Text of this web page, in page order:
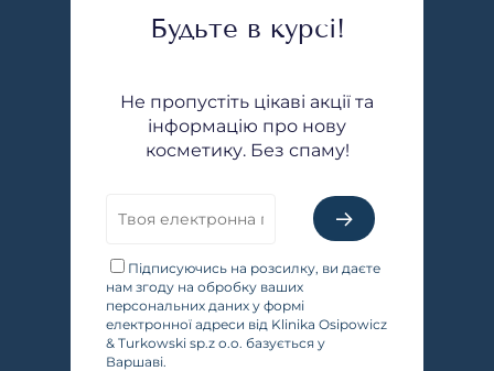
Будьте в курсі!
Не пропустіть цікаві акції та
інформацію про нову
косметику. Без спаму!
Підписуючись на розсилку, ви даєте
нам згоду на обробку ваших
персональних даних у формі
електронної адреси від Klinika Osipowicz
& Turkowski sp.z o.o. базується у
Варшаві.